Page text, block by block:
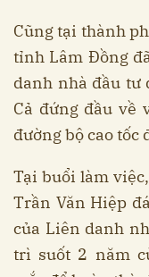
Cũng tại thành
tỉnh Lâm Đồng
danh nhà đầu tư
Cả đứng đầu về
đường bộ cao tốc
Tại buổi làm
Trần Văn Hiệp
của Liên danh
trì suốt 2 năm